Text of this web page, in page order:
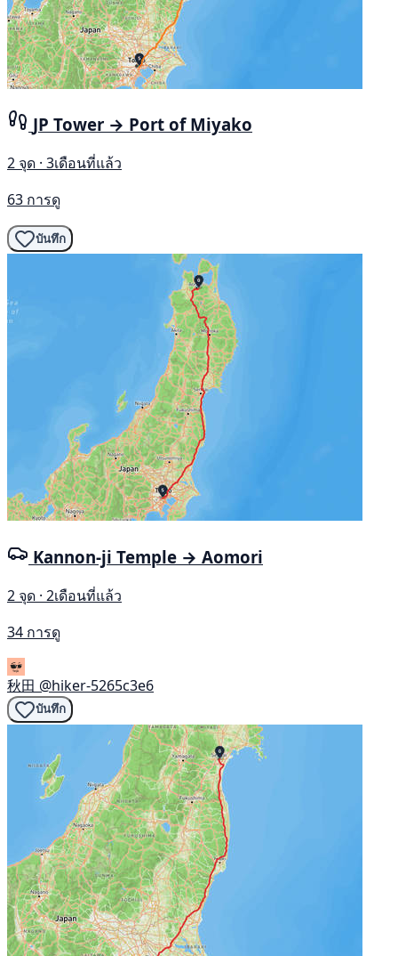
JP Tower → Port of Miyako
2 จุด · 3เดือนที่แล้ว
63 การดู
บันทึก
Kannon-ji Temple → Aomori
2 จุด · 2เดือนที่แล้ว
34 การดู
秋田 @hiker-5265c3e6
บันทึก